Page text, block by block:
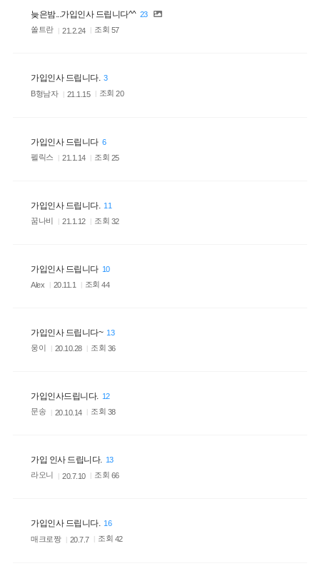
늦은밤...가입인사 드립니다^^ 23
쏠트란
21.2.24 조회 57
가입인사 드립니다. 3
B형남자
21.1.15 조회20
가입인사 드립니다 6
펠릭스
21.1.14 조회 25
가입인사 드립니다.
11
꿈나비
21.1.12 조회 32
가입인사 드립니다 10
Alex
20.11.1 조회44
가입인사 드립니다~ 13
웅이
20.10.28 조회 36
가입인사드립니다. 12
문송
20.10.14 조회 38
가입 인사 드립니다. 13
라오니
20.7.10 조회 66
가입인사 드립니다. 16
매크로짱
20.7.7 조회 42